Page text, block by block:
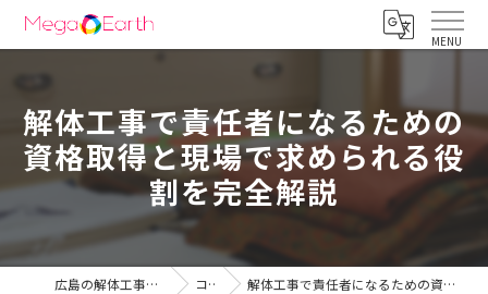
解体工事で責任者になるための
資格取得と現場で求められる役
割を完全解説
広島の解体工事は株式会社メガアース コラム 解体工事で責任者になるための資格取得と現場で求められる役割を完全解説